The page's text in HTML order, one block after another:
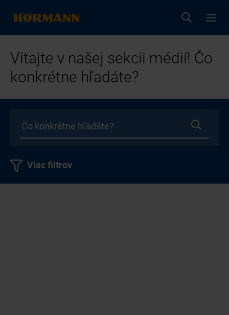
Vitajte v našej sekcii médií! Čo
konkrétne hľadáte?
Viac filtrov